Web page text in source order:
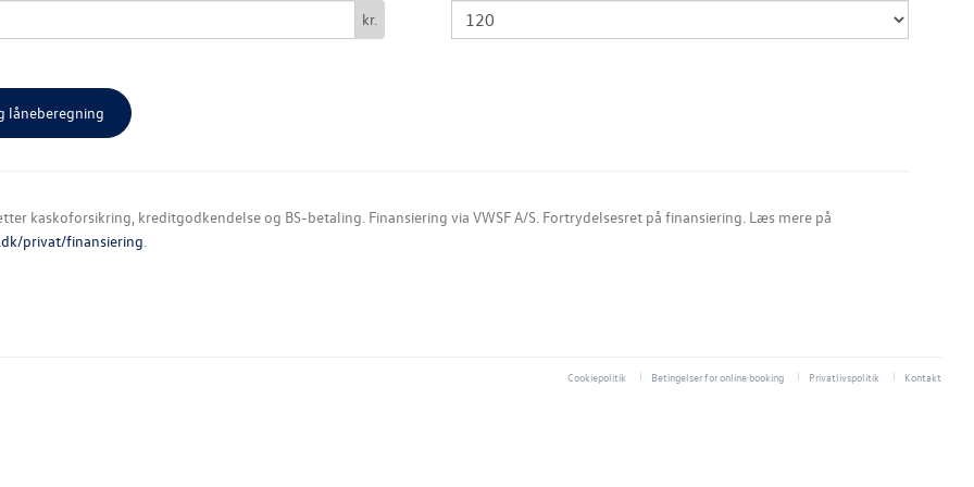
kr.
kaskoforsikring, kreditgodkendelse og BS-betaling. Finansiering via VWSF A/S. Fortrydelsesret på finansiering. Læs mere på
privat/finansiering.
Cookiepolitik Betingelser for online booking Privatlivspolitik Kontakt